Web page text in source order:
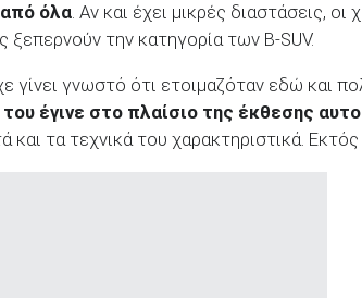
όλα. Αν και έχει μικρές διαστάσεις,
ξεπερνούν την κατηγορία των B-SUV.
γίνει γνωστό ότι ετοιμαζόταν εδώ και
έγινε στο πλαίσιο της έκθεσης
και τα τεχνικά του χαρακτηριστικά.